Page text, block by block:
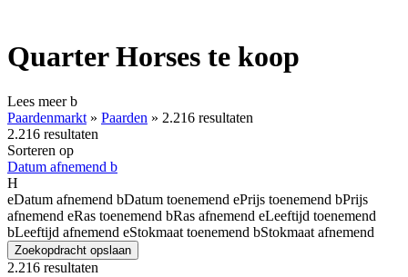
Quarter Horses te koop
Lees meerb
Paardenmarkt » Paarden » 2.216 resultaten
2.216 resultaten
Sorteren op
Datum afnemend b
H
eDatum afnemend bDatum toenemend ePrijs toenemend bPrijs
afnemend eRas toenemend bRas afnemend eLeeftijd toenemend
bLeeftijd afnemend eStokmaat toenemend bStokmaat afnemend
Zoekopdracht opslaan
2.216 resultaten